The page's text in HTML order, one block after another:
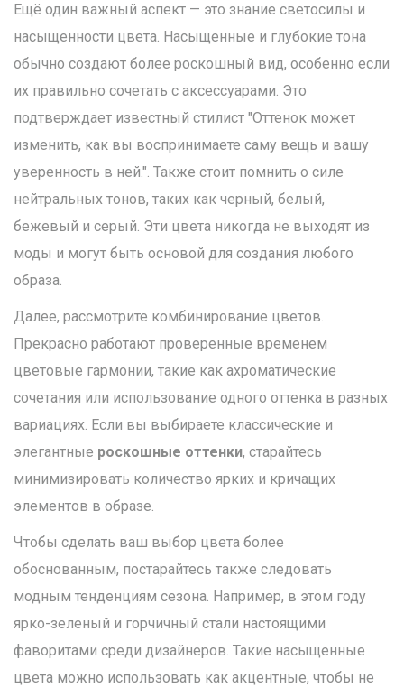
Ещё один важный аспект — это знание светосилы и
насыщенности цвета. Насыщенные и глубокие тона
обычно создают более роскошный вид, особенно если
их правильно сочетать с аксессуарами. Это
подтверждает известный стилист "Оттенок может
изменить, как вы воспринимаете саму вещь и вашу
уверенность в ней.". Также стоит помнить о силе
нейтральных тонов, таких как черный, белый,
бежевый и серый. Эти цвета никогда не выходят из
моды и могут быть основой для создания любого
образа.
Далее, рассмотрите комбинирование цветов.
Прекрасно работают проверенные временем
цветовые гармонии, такие как ахроматические
сочетания или использование одного оттенка в разных
вариациях. Если вы выбираете классические и
элегантные роскошные оттенки, старайтесь
минимизировать количество ярких и кричащих
элементов в образе.
Чтобы сделать ваш выбор цвета более
обоснованным, постарайтесь также следовать
модным тенденциям сезона. Например, в этом году
ярко-зеленый и горчичный стали настоящими
фаворитами среди дизайнеров. Такие насыщенные
цвета можно использовать как акцентные, чтобы не